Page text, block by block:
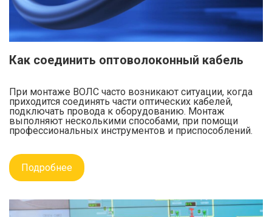
Как соединить оптоволоконный кабель
При монтаже ВОЛС часто возникают ситуации, когда
приходится соединять части оптических кабелей,
подключать провода к оборудованию. Монтаж
выполняют несколькими способами, при помощи
профессиональных инструментов и приспособлений.
Подробнее